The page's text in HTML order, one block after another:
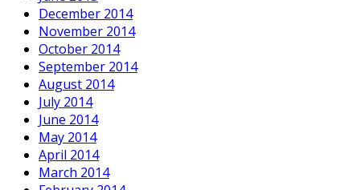
December 2014
November 2014
October 2014
September 2014
August 2014
July 2014
June 2014
May 2014
April 2014
March 2014